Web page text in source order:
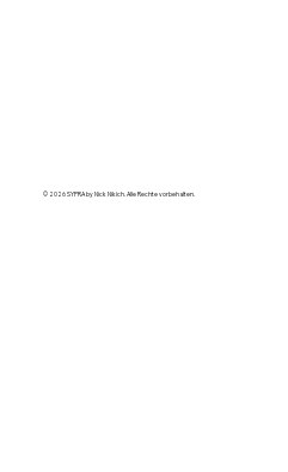
© 2026 SYPRA by Nick Nikich. Alle Rechte vorbehalten.